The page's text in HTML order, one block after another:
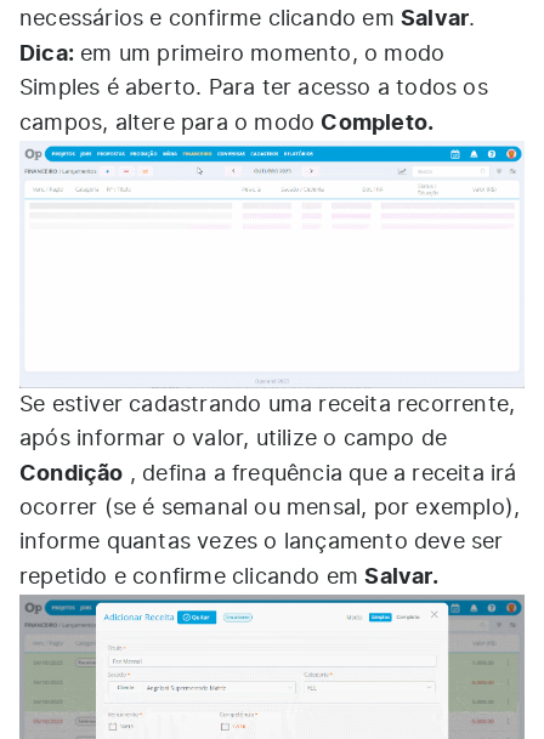
necessários e confirme clicando em Salvar.
Dica: em um primeiro momento, o modo
Simples é aberto. Para ter acesso a todos os
campos, altere para o modo Completo.
Se estiver cadastrando uma receita recorrente,
após informar o valor, utilize o campo de
Condição , defina a frequência que a receita irá
ocorrer (se é semanal ou mensal, por exemplo),
informe quantas vezes o lançamento deve ser
repetido e confirme clicando emSalvar.